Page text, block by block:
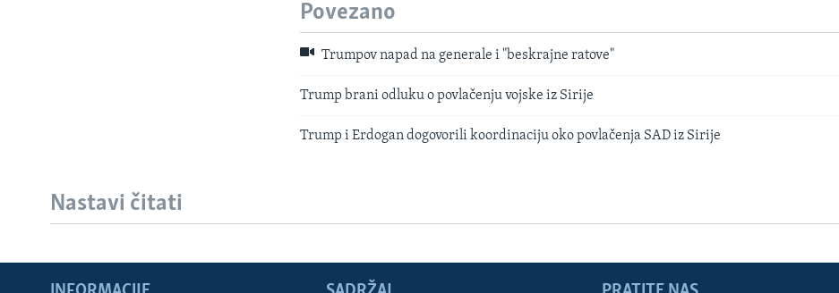
Povezano
Trumpov napad na generale i "beskrajne ratove"
Trump brani odluku o povlačenju vojske iz Sirije
Trump i Erdogan dogovorili koordinaciju oko povlačenja SAD iz Sirije
Nastavi čitati